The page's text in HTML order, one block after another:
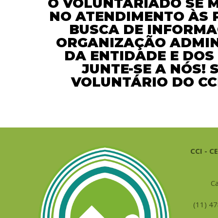
Visão e
Objetivos
Mulçumanos
TV CCI
Receba as
Notícias
Contato
O VOLUNTARIADO SE
NO ATENDIMENTO ÀS
BUSCA DE
ORGANIZAÇÃO
DA ENTIDADE E DOS
JUNTE-SE A NÓS!
VOLUNTÁRIO DO
CCI -
(11)